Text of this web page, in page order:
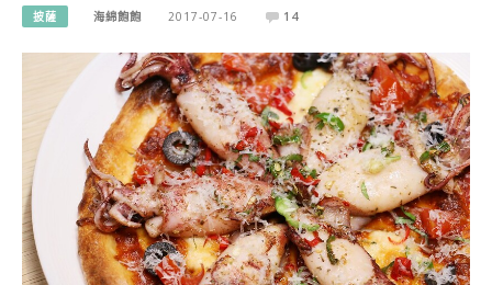
披薩 海綿飽飽 2017-07-16 14